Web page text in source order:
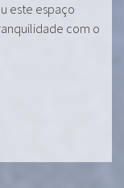
este espaço
com o